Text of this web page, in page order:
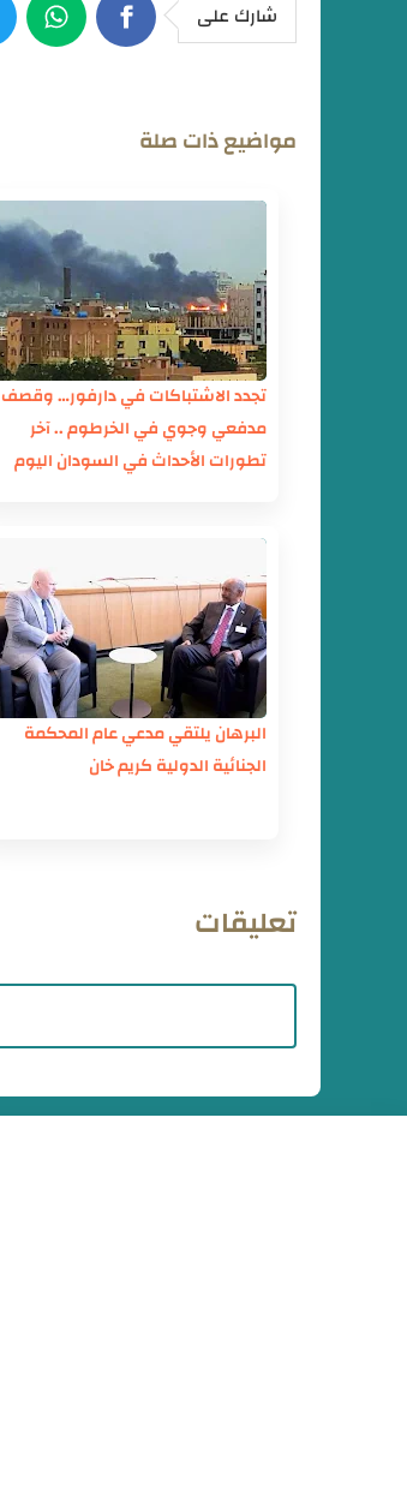
شارك على
مواضيع ذات صلة
تجدد الاشتباكات في دارفور… وقصف
مدفعي وجوي في الخرطوم .. آخر
تطورات الأحداث في السودان اليوم
البرهان يلتقي مدعي عام المحكمة
الجنائية الدولية كريم خان
تعليقات